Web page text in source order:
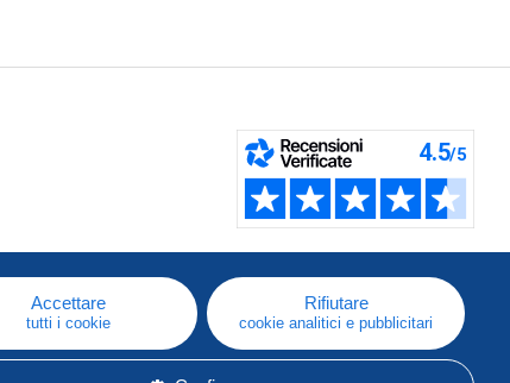
Accettare
tutti i cookie
Rifiutare
cookie analitici e pubblicitari